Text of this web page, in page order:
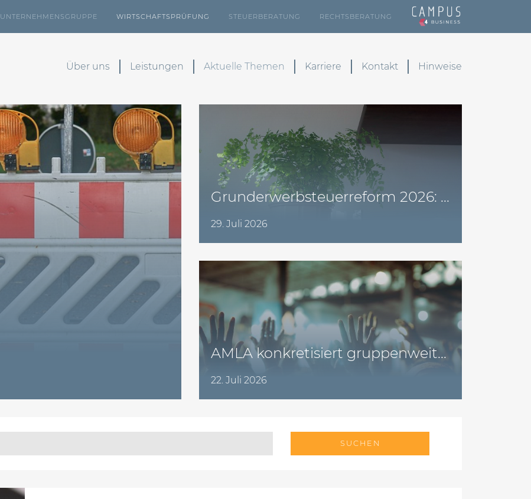
UNTERNEHMENSGRUPPE WIRTSCHAFTSPRÜFUNG STEUERBERATUNG RECHTSBERATUNG
Über uns Leistungen Aktuelle Themen Karriere Kontakt Hinweise
Grunderwerbsteuerreform 2026: ...
29. Juli 2026
AMLA konkretisiert gruppenweit...
22. Juli 2026
SUCHEN